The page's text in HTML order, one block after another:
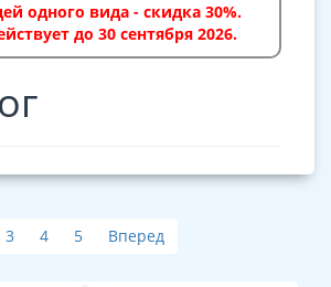
одного вида - скидка 30%.
до 30 сентября 2026.
3 4 5 Вперед